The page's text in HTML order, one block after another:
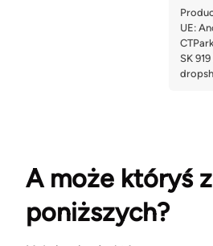
A może któryś z
poniższych?